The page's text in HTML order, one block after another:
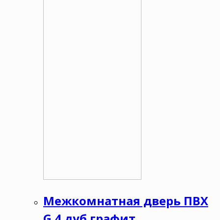
Межкомнатная дверь ПВХ